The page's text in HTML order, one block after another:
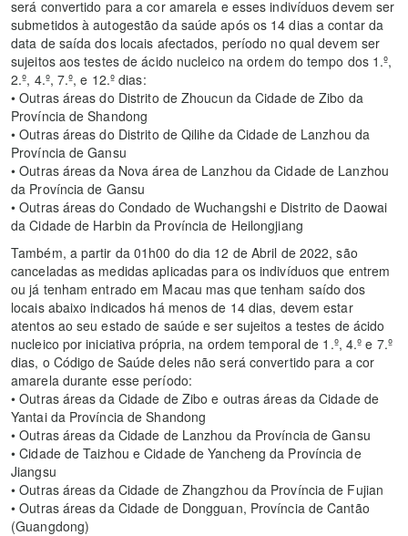
será convertido para a cor amarela e esses indivíduos devem ser
submetidos à autogestão da saúde após os 14 dias a contar da
data de saída dos locais afectados, período no qual devem ser
sujeitos aos testes de ácido nucleico na ordem do tempo dos 1.º,
2.º, 4.º, 7.º, e 12.º dias:
• Outras áreas do Distrito de Zhoucun da Cidade de Zibo da
Província de Shandong
• Outras áreas do Distrito de Qilihe da Cidade de Lanzhou da
Província de Gansu
• Outras áreas da Nova área de Lanzhou da Cidade de Lanzhou
da Província de Gansu
• Outras áreas do Condado de Wuchangshi e Distrito de Daowai
da Cidade de Harbin da Província de Heilongjiang
Também, a partir da 01h00 do dia 12 de Abril de 2022, são
canceladas as medidas aplicadas para os indivíduos que entrem
ou já tenham entrado em Macau mas que tenham saído dos
locais abaixo indicados há menos de 14 dias, devem estar
atentos ao seu estado de saúde e ser sujeitos a testes de ácido
nucleico por iniciativa própria, na ordem temporal de 1.º, 4.º e 7.º
dias, o Código de Saúde deles não será convertido para a cor
amarela durante esse período:
• Outras áreas da Cidade de Zibo e outras áreas da Cidade de
Yantai da Província de Shandong
• Outras áreas da Cidade de Lanzhou da Província de Gansu
• Cidade de Taizhou e Cidade de Yancheng da Província de
Jiangsu
• Outras áreas da Cidade de Zhangzhou da Província de Fujian
• Outras áreas da Cidade de Dongguan, Província de Cantão
(Guangdong)